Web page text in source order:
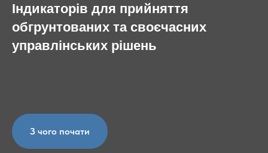
Індикаторів для прийняття
обгрунтованих та своєчасних
управлінських рішень
З чого почати